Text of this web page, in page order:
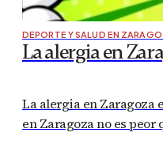
DEPORTE Y SALUD EN
La alergia en
La alergia en Zaragoza
en Zaragoza no es